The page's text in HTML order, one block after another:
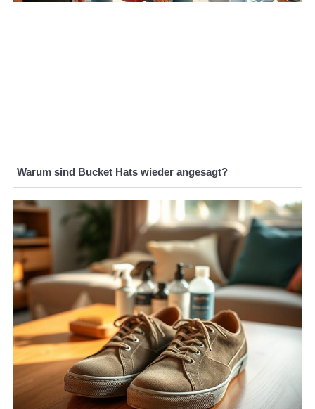
Warum sind Bucket Hats wieder angesagt?